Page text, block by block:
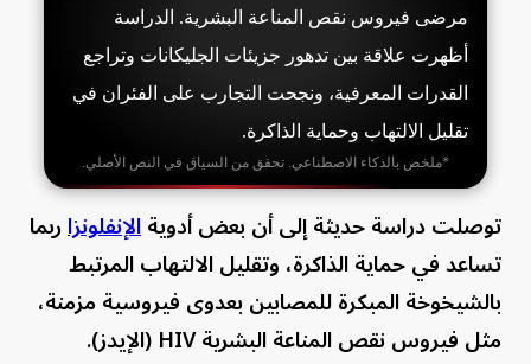
مرضى فيروس نقص المناعة البشرية. الدراسة
أظهرت علاقة بين تدهور جزيئات الجليكانات وتراجع
القدرات المعرفية، ونجحت التجارب على الفئران في
تقليل الالتهاب وحماية الذاكرة.
*ملخص بالذكاء الاصطناعي. تحقق من السياق في النص الأصلي.
توصلت دراسة حديثة إلى أن بعض أدويةالإنفلونزاربما
تساعد في حماية الذاكرة، وتقليل الالتهاب المرتبط
بالشيخوخة المبكرة للمصابين بعدوى فيروسية مزمنة،
مثل فيروس نقص المناعة البشرية HIV (الإيدز).